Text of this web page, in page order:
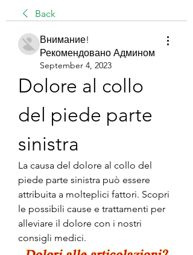
Back
Внимание!
Рекомендовано Админом
September 4, 2023
Dolore al collo
del piede parte
sinistra
La causa del dolore al collo del
piede parte sinistra può essere
attribuita a molteplici fattori. Scopri
le possibili cause e trattamenti per
alleviare il dolore con i nostri
consigli medici.